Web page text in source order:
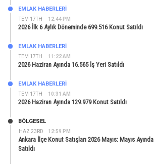
TEM 17TH 12:44 PM
EMLAK HABERLERI
2026 İlk 6 Aylık Döneminde 699.516 Konut Satıldı
TEM 17TH 11:22 AM
EMLAK HABERLERI
2026 Haziran Ayında 16.565 İş Yeri Satıldı
TEM 17TH 10:31 AM
EMLAK HABERLERI
2026 Haziran Ayında 129.979 Konut Satıldı
HAZ 23RD 12:59 PM
BÖLGESEL
Ankara İlçe Konut Satışları 2026 Mayıs: Mayıs
Satıldı